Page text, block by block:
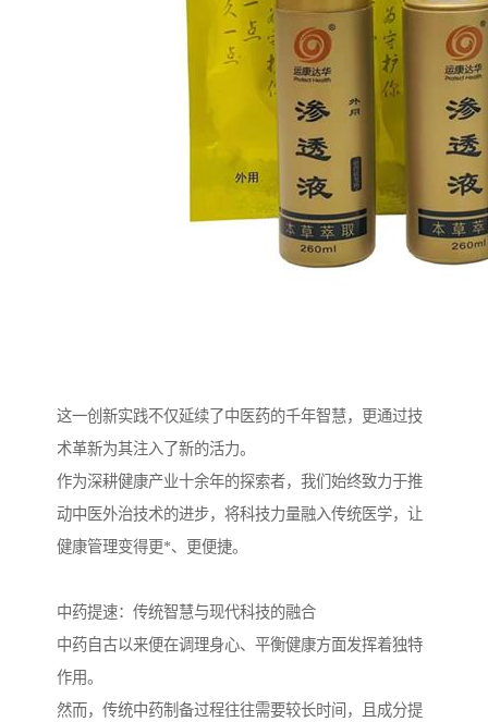
这一创新实践不仅延续了中医药的千年智慧，更通过技
术革新为其注入了新的活力。
作为深耕健康产业十余年的探索者，我们始终致力于推
动中医外治技术的进步，将科技力量融入传统医学，让
健康管理变得更*、更便捷。
中药提速：传统智慧与现代科技的融合
中药自古以来便在调理身心、平衡健康方面发挥着独特
作用。
然而，传统中药制备过程往往需要较长时间，且成分提